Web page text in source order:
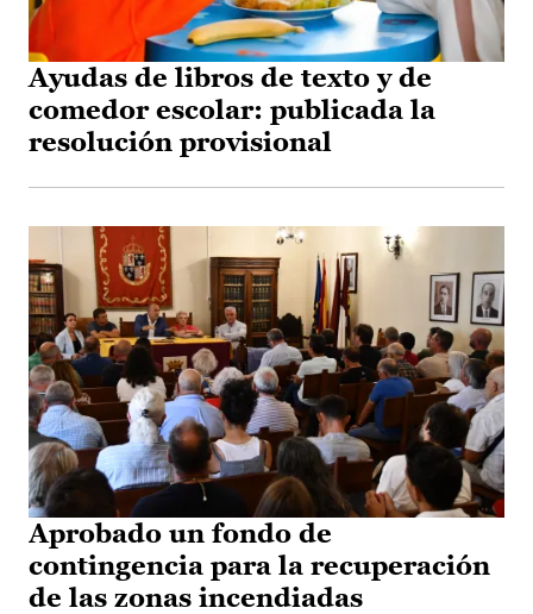
Ayudas de libros de texto y de
comedor escolar: publicada la
resolución provisional
Aprobado un fondo de
contingencia para la recuperación
de las zonas incendiadas